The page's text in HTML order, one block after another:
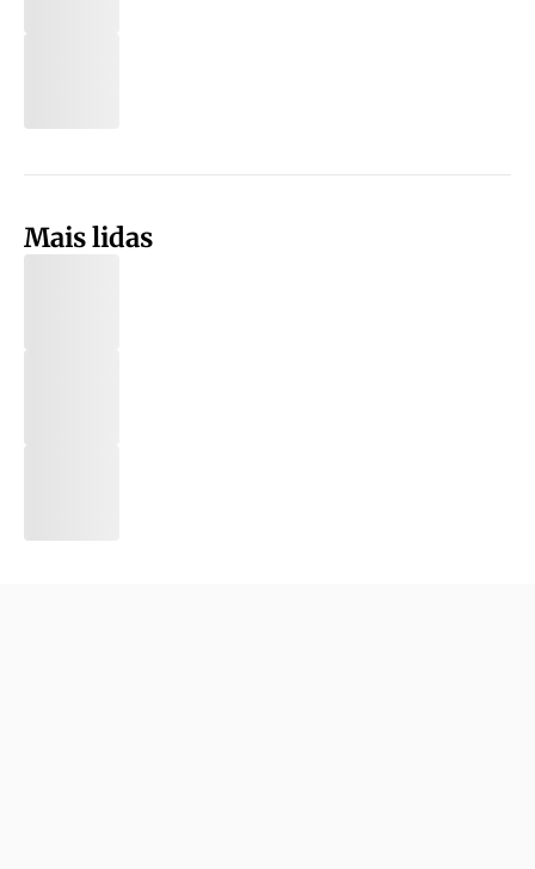
Mais lidas